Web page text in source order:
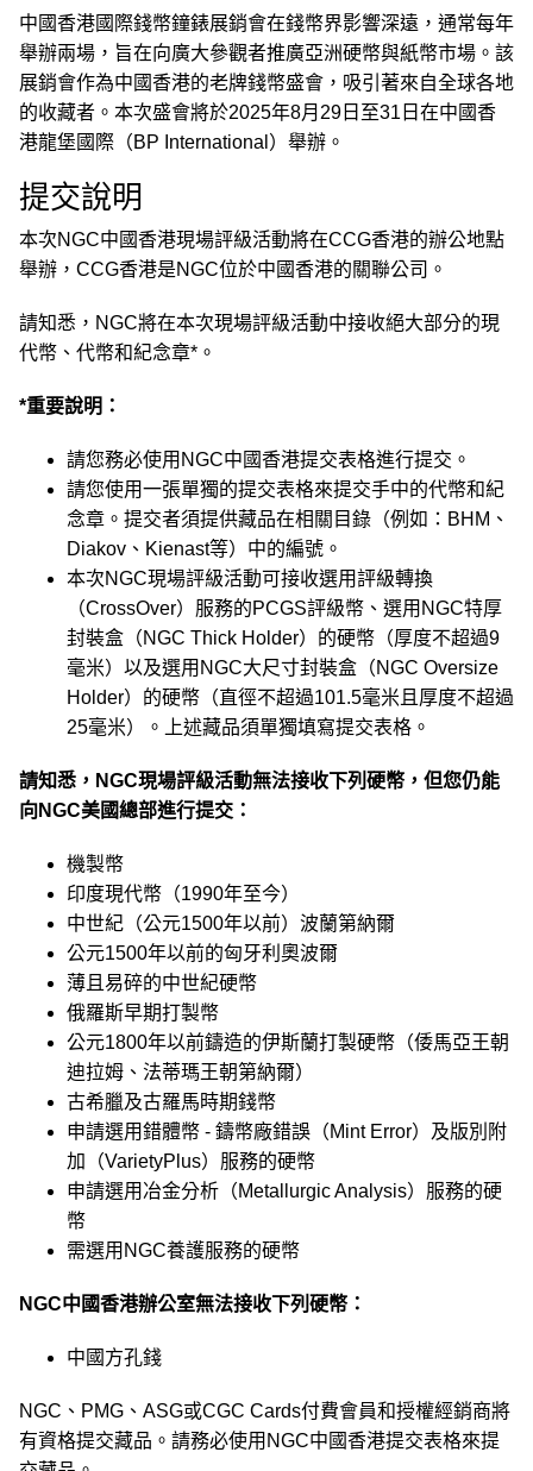
中國香港國際錢幣鐘錶展銷會在錢幣界影響深遠，通常每年
舉辦兩場，旨在向廣大參觀者推廣亞洲硬幣與紙幣市場。該
展銷會作為中國香港的老牌錢幣盛會，吸引著來自全球各地
的收藏者。本次盛會將於2025年8月29日至31日在中國香
港龍堡國際（BP International）舉辦。
提交說明
本次NGC中國香港現場評級活動將在CCG香港的辦公地點
舉辦，CCG香港是NGC位於中國香港的關聯公司。
請知悉，NGC將在本次現場評級活動中接收絕大部分的現
代幣、代幣和紀念章*。
*重要說明：
請您務必使用NGC中國香港提交表格進行提交。
請您使用一張單獨的提交表格來提交手中的代幣和紀
念章。提交者須提供藏品在相關目錄（例如：BHM、
Diakov、Kienast等）中的編號。
本次NGC現場評級活動可接收選用評級轉換
（CrossOver）服務的PCGS評級幣、選用NGC特厚
封裝盒（NGC Thick Holder）的硬幣（厚度不超過9
毫米）以及選用NGC大尺寸封裝盒（NGC Oversize
Holder）的硬幣（直徑不超過101.5毫米且厚度不超過
25毫米）。上述藏品須單獨填寫提交表格。
請知悉，NGC現場評級活動無法接收下列硬幣，但您仍能
向NGC美國總部進行提交：
機製幣
印度現代幣（1990年至今）
中世紀（公元1500年以前）波蘭第納爾
公元1500年以前的匈牙利奧波爾
薄且易碎的中世紀硬幣
俄羅斯早期打製幣
公元1800年以前鑄造的伊斯蘭打製硬幣（倭馬亞王朝
迪拉姆、法蒂瑪王朝第納爾）
古希臘及古羅馬時期錢幣
申請選用錯體幣 - 鑄幣廠錯誤（Mint Error）及版別附
加（VarietyPlus）服務的硬幣
申請選用冶金分析（Metallurgic Analysis）服務的硬
幣
需選用NGC養護服務的硬幣
NGC中國香港辦公室無法接收下列硬幣：
中國方孔錢
NGC、PMG、ASG或CGC Cards付費會員和授權經銷商將
有資格提交藏品。請務必使用NGC中國香港提交表格來提